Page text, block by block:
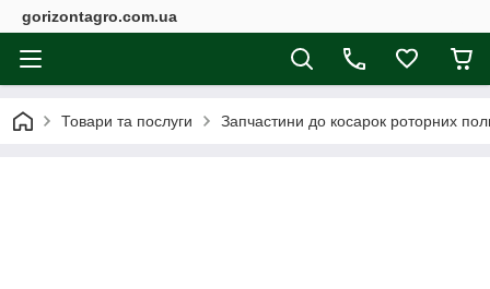
gorizontagro.com.ua
Товари та послуги Запчастини до косарок роторних